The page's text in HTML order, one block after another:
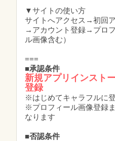
▼サイトの使い方
サイトへアクセス→初回
→アカウント登録→プロ
ル画像含む）
===
■承認条件
新規アプリインスト
登録
※はじめてキャラフルに
※プロフィール画像登録
なります
■否認条件